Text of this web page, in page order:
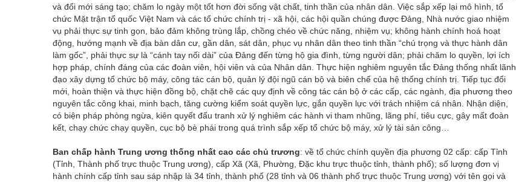
và đổi mới sáng tạo; chăm lo ngày một tốt hơn đời sống vật chất, tinh thần của nhân dân. Việc sắp xếp lại mô hình, tổ
chức Mặt trận tổ quốc Việt Nam và các tổ chức chính trị - xã hội, các hội quần chúng được Đảng, Nhà nước giao nhiệm
vụ phải thực sự tinh gọn, bảo đảm không trùng lắp, chồng chéo về chức năng, nhiệm vụ; không hành chính hoá hoạt
động, hướng mạnh về địa bàn dân cư, gần dân, sát dân, phục vụ nhân dân theo tinh thần “chú trọng và thực hành dân
làm gốc”, phải thực sự là “cánh tay nối dài” của Đảng đến từng hộ gia đình, từng người dân; phải chăm lo quyền, lợi ích
hợp pháp, chính đáng của các đoàn viên, hội viên và của Nhân dân. Thực hiện nghiêm nguyên tắc Đảng thống nhất lãnh
đạo xây dựng tổ chức bộ máy, công tác cán bộ, quản lý đội ngũ cán bộ và biên chế của hệ thống chính trị. Tiếp tục đổi
mới, hoàn thiện và thực hiện đồng bộ, chặt chẽ các quy định về công tác cán bộ ở các cấp, các ngành, địa phương theo
nguyên tắc công khai, minh bạch, tăng cường kiểm soát quyền lực, gắn quyền lực với trách nhiệm cá nhân. Nhận diện,
có biện pháp phòng ngừa, kiên quyết đấu tranh xử lý nghiêm các hành vi tham nhũng, lãng phí, tiêu cực, gây mất đoàn
kết, chạy chức chạy quyền, cục bộ bè phái trong quá trình sắp xếp tổ chức bộ máy, xử lý tài sản công…
Ban chấp hành Trung ương thống nhất cao các chủ trương: về tổ chức chính quyền địa phương 02 cấp: cấp Tỉnh
(Tỉnh, Thành phố trực thuộc Trung ương), cấp Xã (Xã, Phường, Đặc khu trực thuộc tỉnh, thành phố); số lượng đơn vị
hành chính cấp tỉnh sau sáp nhập là 34 tỉnh, thành phố (28 tỉnh và 06 thành phố trực thuộc Trung ương) với tên gọi và